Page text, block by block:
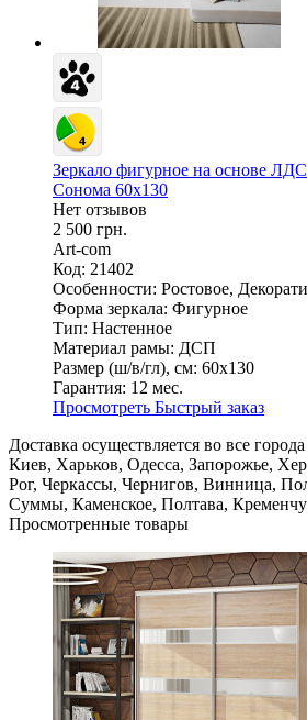
Зеркало фигурное на основе
Сонома 60х130
Нет отзывов
2 500 грн.
Art-com
Код: 21402
Особенности: Ростовое,
Форма зеркала: Фигурное
Тип: Настенное
Материал рамы: ДСП
Размер (ш/в/гл), см: 60х130
Гарантия: 12 мес.
Просмотреть Быстрый заказ
Доставка осуществляется во все
Киев, Харьков, Одесса, Запорожье,
Рог, Черкассы, Чернигов, Винница,
Суммы, Каменское, Полтава,
Просмотренные товары